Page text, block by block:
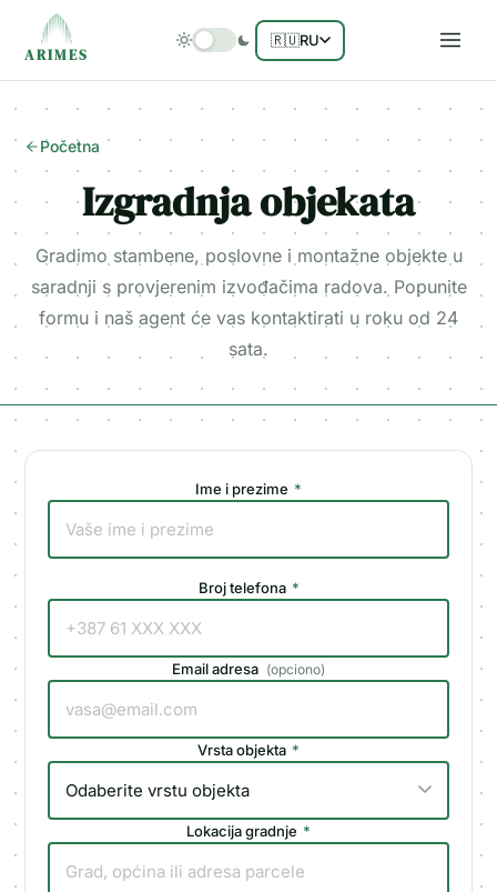
ARIMES
🇷🇺RU
Početna
Izgradnja objekata
Gradimo stambene, poslovne i montažne objekte u
saradnji s provjerenim izvođačima radova. Popunite
formu i naš agent će vas kontaktirati u roku od 24
sata.
Ime i prezime *
Broj telefona *
Email adresa (opciono)
Vrsta objekta *
Lokacija gradnje *